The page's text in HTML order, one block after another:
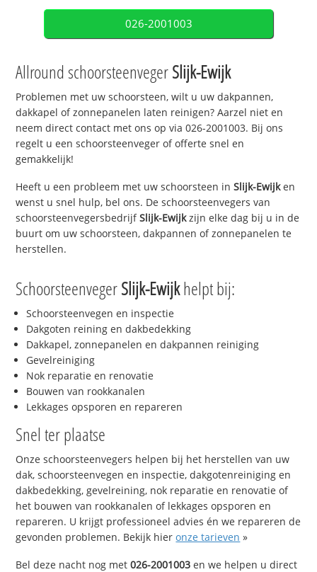
026-2001003
Allround schoorsteenvegerSlijk-Ewijk
Problemen met uw schoorsteen, wilt u uw dakpannen,
dakkapel of zonnepanelen laten reinigen? Aarzel niet en
neem direct contact met ons op via 026-2001003. Bij ons
regelt u een schoorsteenveger of offerte snel en
gemakkelijk!
Heeft u een probleem met uw schoorsteen inSlijk-Ewijken
wenst u snel hulp, bel ons. De schoorsteenvegers van
schoorsteenvegersbedrijfSlijk-Ewijkzijn elke dag bij u in de
buurt om uw schoorsteen, dakpannen of zonnepanelen te
herstellen.
SchoorsteenvegerSlijk-Ewijkhelpt bij:
Schoorsteenvegen en inspectie
Dakgoten reining en dakbedekking
Dakkapel, zonnepanelen en dakpannen reiniging
Gevelreiniging
Nok reparatie en renovatie
Bouwen van rookkanalen
Lekkages opsporen en repareren
Snel ter plaatse
Onze schoorsteenvegers helpen bij het herstellen van uw
dak, schoorsteenvegen en inspectie, dakgotenreiniging en
dakbedekking, gevelreining, nok reparatie en renovatie of
het bouwen van rookkanalen of lekkages opsporen en
repareren. U krijgt professioneel advies én we repareren de
gevonden problemen. Bekijk hieronze tarieven »
Bel deze nacht nog met026-2001003 en we helpen u direct